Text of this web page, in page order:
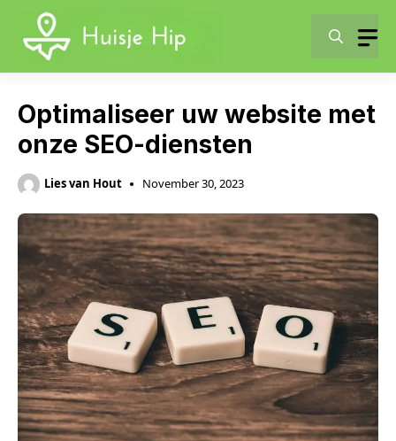
content
Optimaliseer uw website met
onze SEO-diensten
Lies van Hout November 30, 2023